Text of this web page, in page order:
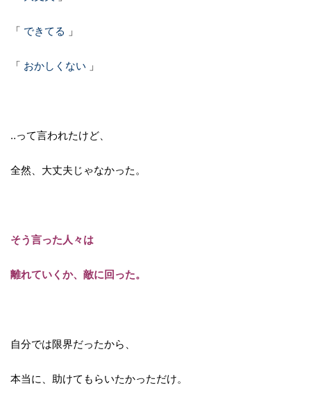
「 できてる 」
「 おかしくない 」
‥って言われたけど、
全然、大丈夫じゃなかった。
そう言った人々は
離れていくか、敵に回った。
自分では限界だったから、
本当に、助けてもらいたかっただけ。